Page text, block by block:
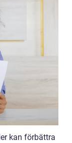
kan förbättra